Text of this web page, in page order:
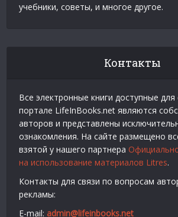
учебники, советы, и многое другое.
Контакты
Все электронные книги доступные для
портале LifeInBooks.net являются
авторов и представлены
ознакомления. На сайте размещено
взятой у нашего партнера
на использование материалов Litres.
Контакты для связи по вопросам
рекламы:
E-mail: admin@lifeinbooks.net